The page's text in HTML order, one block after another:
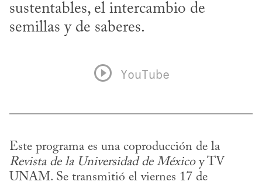
sustentables, el intercambio de
semillas y de saberes.
YouTube
Revista de la Universidad de México y TV
UNAM. Se transmitió el viernes 17 de